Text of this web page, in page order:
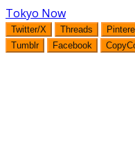
Tokyo Now
Twitter/X Threads
Tumblr
Facebook Copy